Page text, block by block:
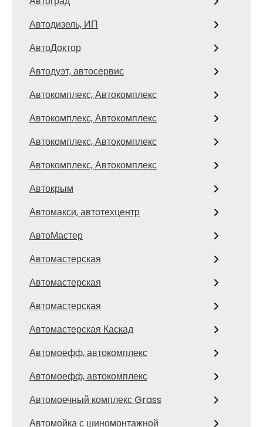
Автодизель, ИП
АвтоДоктор
Автодуэт, автосервис
Автокомплекс, Автокомплекс
Автокомплекс, Автокомплекс
Автокомплекс, Автокомплекс
Автокомплекс, Автокомплекс
Автокрым
Автомакси, автотехцентр
АвтоМастер
Автомастерская
Автомастерская
Автомастерская
Автомастерская Каскад
Автомоефф, автокомплекс
Автомоефф, автокомплекс
Автомоечный комплекс Grass
Автомойка с шиномонтажной